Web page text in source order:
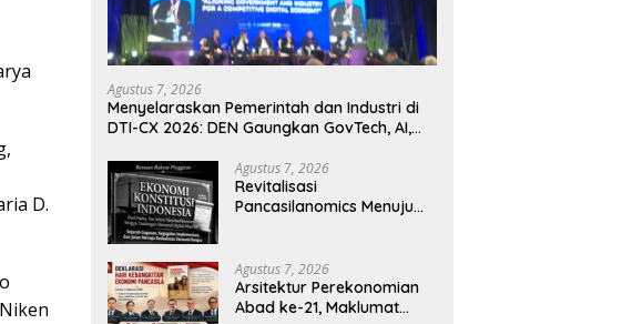
D.
Agustus 7, 2026
Menyelaraskan Pemerintah dan Industri di
DTI-CX 2026: DEN Gaungkan GovTech, AI,
Digital yang KompetitifAgustus 7, 2026
Revitalisasi
Pancasilanomics Menuju
Agustus 7, 2026
Arsitektur Perekonomian
Abad ke-21, Maklumat